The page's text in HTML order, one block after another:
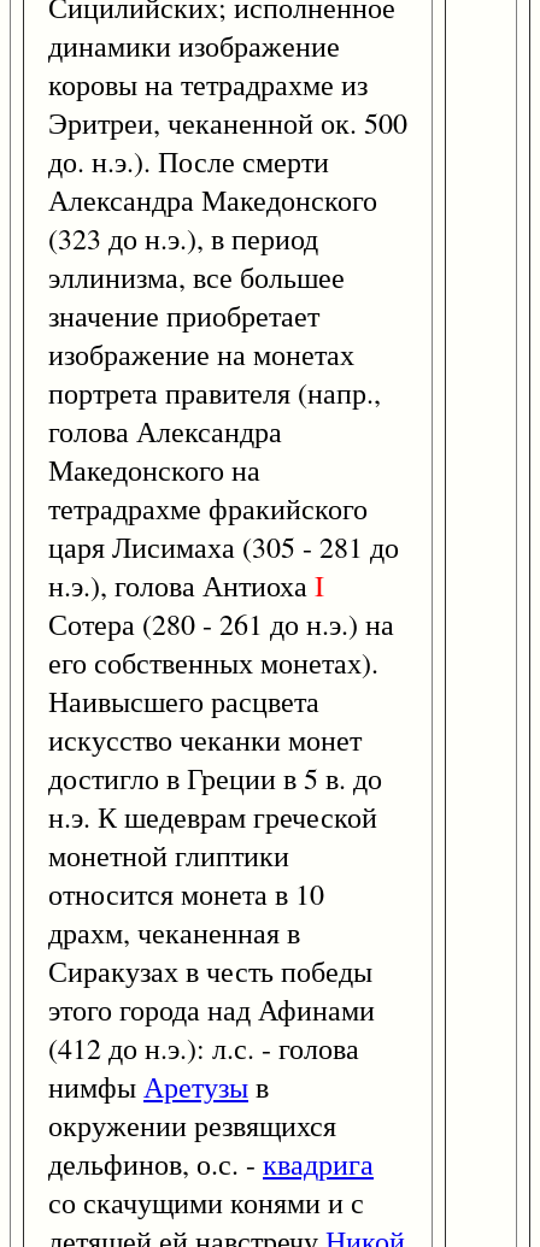
динамики изображение
коровы на тетрадрахме из
Эритреи, чеканенной ок. 500
до. н.э.). После смерти
Александра Македонского
(323 до н.э.), в период
эллинизма, все большее
значение приобретает
изображение на монетах
портрета правителя (напр.,
голова Александра
Македонского на
тетрадрахме фракийского
царя Лисимаха (305 - 281 до
н.э.), голова АнтиохаI
Сотера (280 - 261 до н.э.) на
его собственных монетах).
Наивысшего расцвета
искусство чеканки монет
достигло в Греции в 5 в. до
н.э. К шедеврам греческой
монетной глиптики
относится монета в 10
драхм, чеканенная в
Сиракузах в честь победы
этого города над Афинами
(412 до н.э.): л.с. - голова
нимфыАретузыв
окружении резвящихся
дельфинов, о.с. - квадрига
со скачущими конями и с